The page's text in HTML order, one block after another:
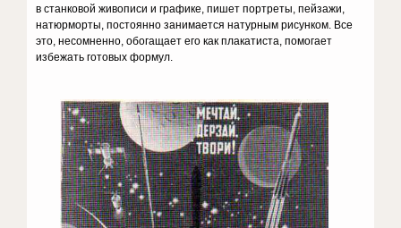
в станковой живописи и графике, пишет портреты, пейзажи,
натюрморты, постоянно занимается натурным рисунком. Все
это, несомненно, обогащает его как плакатиста, помогает
избежать готовых формул.